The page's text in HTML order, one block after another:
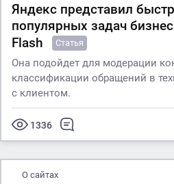
Яндекс представил
популярных задач
Flash
Статья
Она подойдет для модерации
классификации обращений в
с клиентом.
1336
О сайтах